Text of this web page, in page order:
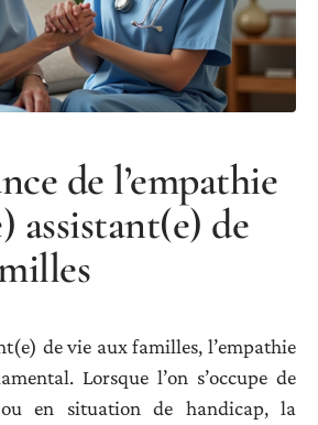
de l’empathie
assistant(e) de
de vie aux familles, l’empathie
Lorsque l’on s’occupe de
ou en situation de handicap, la